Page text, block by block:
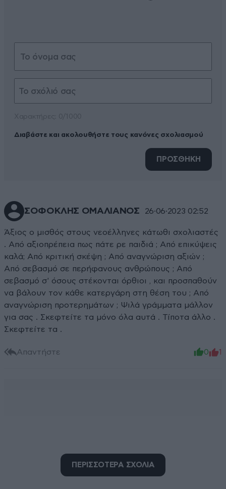
Διαβάστε και ακολουθήστε τους κανόνες σχολιασμού
ΠΡΟΣΘΗΚΗ
ΣΟΦΟΚΛΗΣ ΟΜΑΛΙΑΝΟΣ 26·06·2023 02:52
Άξιος ο μισθός στους νεοέλληνες κάτωθι σχολιαστές
. Από αξιοπρέπεια πως πάτε ρε παιδιά ; Από επικύψεις
καλά; Από κριτική σκέψη ; Από αναγνώριση αξιών ;
Από σεβασμό σε περήφανους ανθρώπους ; Από
σεβασμό σ' όσους στέκονται όρθιοι , και προσπαθούν
να βάλουν τον κάθε κατεργάρη στη θέση του ; Από
αναγνώριση προτερημάτων ; Ψιλά γράμματα μάλλον
για σας . Σκεφτείτε τα μόνο όλα αυτά . Τίποτα άλλο .
Σκεφτείτε τα .
Απαντήστε 0 1
ΠΕΡΙΣΣΟΤΕΡΑ ΣΧΟΛΙΑ